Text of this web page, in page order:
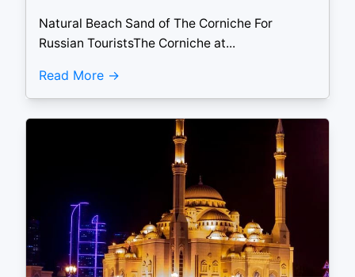
Natural Beach Sand of The Corniche For
Russian TouristsThe Corniche at...
Read More